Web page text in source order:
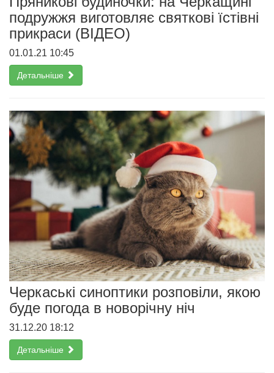
подружжя виготовляє святкові їстівні
прикраси (ВІДЕО)
01.01.21 10:45
Детальніше
Черкаські синоптики розповіли, якою
буде погода в новорічну ніч
31.12.20 18:12
Детальніше